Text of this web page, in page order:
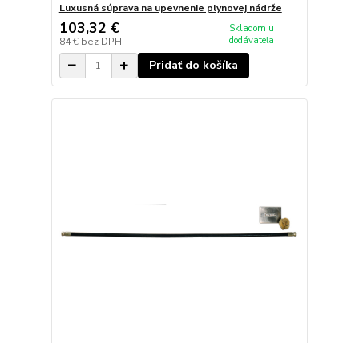
Luxusná súprava na upevnenie plynovej nádrže
103,32 €
84 € bez DPH
Skladom u
dodávateľa
Pridať do košíka